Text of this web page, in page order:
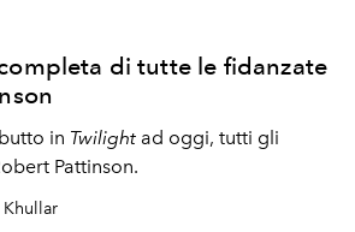
di tutte le fidanzate
in Twilight ad oggi, tutti gli
Pattinson.
Khullar